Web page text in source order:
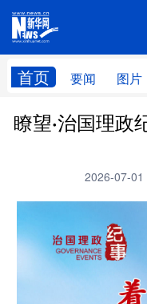
首页 要闻 图片
瞭望·治国理政
2026-07-01